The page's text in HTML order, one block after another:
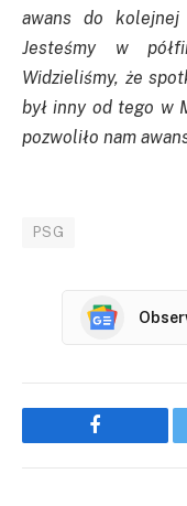
awans do
Jesteśmy w
Widzieliśmy, że
był inny od tego w
pozwoliło nam
PSG
Facebook